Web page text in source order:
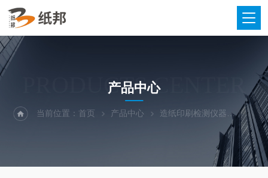
PRODUCTS CENTER
产品中心
当前位置：首页 产品中心 造纸印刷检测仪器 抗张